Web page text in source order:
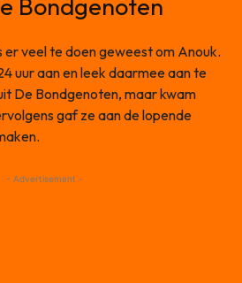
er veel te doen geweest om Anouk.
uur aan en leek daarmee aan te
De Bondgenoten, maar kwam
gaf ze aan de lopende
- Advertisement -